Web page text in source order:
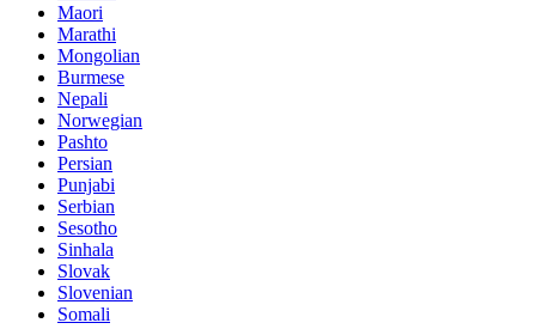
Maori
Marathi
Mongolian
Burmese
Nepali
Norwegian
Pashto
Persian
Punjabi
Serbian
Sesotho
Sinhala
Slovak
Slovenian
Somali